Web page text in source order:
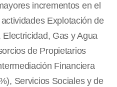
incrementos en el
Explotación de
Gas y Agua
de Propietarios
Financiera
Servicios Sociales y de